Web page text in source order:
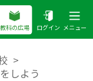
教科の広場 ログイン メニュー
しよう